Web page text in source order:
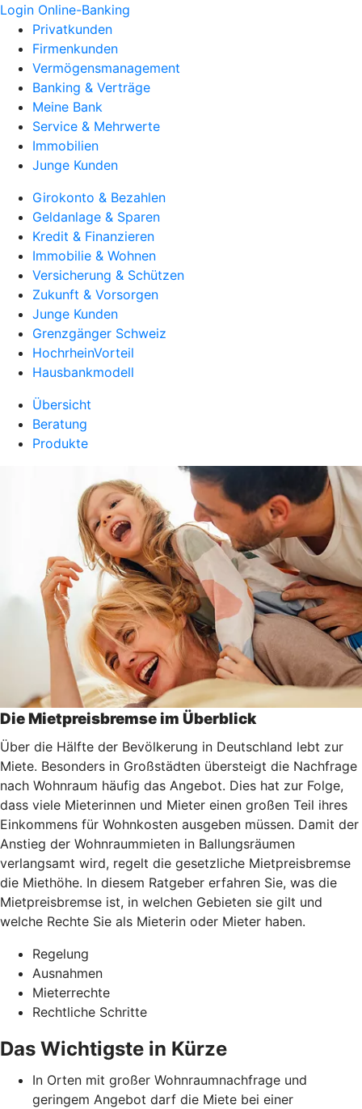
Login Online-Banking
Privatkunden
Firmenkunden
Vermögensmanagement
Banking & Verträge
Meine Bank
Service & Mehrwerte
Immobilien
Junge Kunden
Girokonto & Bezahlen
Geldanlage & Sparen
Kredit & Finanzieren
Immobilie & Wohnen
Versicherung & Schützen
Zukunft & Vorsorgen
Junge Kunden
Grenzgänger Schweiz
HochrheinVorteil
Hausbankmodell
Übersicht
Beratung
Produkte
Die Mietpreisbremse im Überblick
Über die Hälfte der Bevölkerung in Deutschland lebt zur
Miete. Besonders in Großstädten übersteigt die Nachfrage
nach Wohnraum häufig das Angebot. Dies hat zur Folge,
dass viele Mieterinnen und Mieter einen großen Teil ihres
Einkommens für Wohnkosten ausgeben müssen. Damit der
Anstieg der Wohnraummieten in Ballungsräumen
verlangsamt wird, regelt die gesetzliche Mietpreisbremse
die Miethöhe. In diesem Ratgeber erfahren Sie, was die
Mietpreisbremse ist, in welchen Gebieten sie gilt und
welche Rechte Sie als Mieterin oder Mieter haben.
Regelung
Ausnahmen
Mieterrechte
Rechtliche Schritte
Das Wichtigste in Kürze
In Orten mit großer Wohnraumnachfrage und
geringem Angebot darf die Miete bei einer